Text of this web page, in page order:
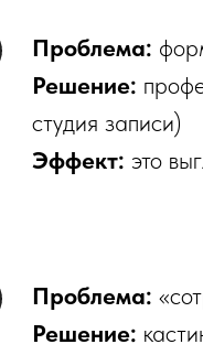
Проблема:
Решение:
студия записи)
Эффект: это
Проблема:
Решение: